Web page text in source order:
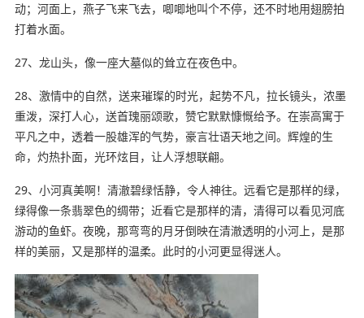
动；河面上，燕子飞来飞去，唧唧地叫个不停，还不时地用翅膀拍
打着水面。
27、龙山头，像一座大墓似的耸立在夜色中。
28、激情中的自然，送来璀璨的时光，起势不凡，拉长镜头，浓墨
重泼，深打人心，送首瑰丽颂歌，赞它默默慷慨给予。在崇高寓于
平凡之中，透着一股雄浑的气势，豪言壮语天地之间。辉煌的生
命，灼热扑面，光环炫目，让人浮想联翩。
29、小河真美啊！清澈碧绿恬静，令人神往。远看它是那样的绿，
绿得像一条翡翠色的绸带；近看它是那样的清，清得可以看见河底
游动的鱼虾。夜晚，那弯弯的月牙倒映在清澈透明的小河上，是那
样的美丽，又是那样的温柔。此时的小河更显得迷人。